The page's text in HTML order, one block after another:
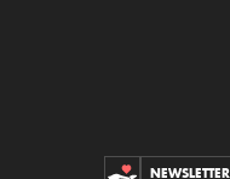
NEWSLETTER